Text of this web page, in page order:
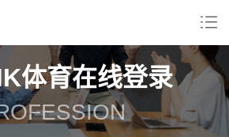
体育在线登录